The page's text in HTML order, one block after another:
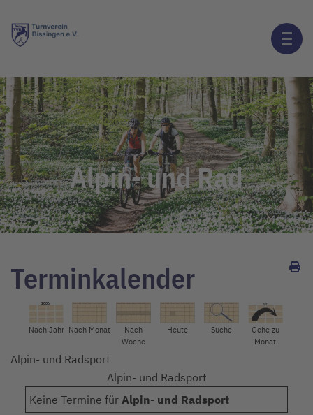
Alpin- und Rad
Terminkalender
Nach Jahr Nach Monat
Nach
Woche
Heute Suche
Gehe zu
Monat
Alpin- und Radsport
Alpin- und Radsport
Keine Termine für Alpin- und Radsport